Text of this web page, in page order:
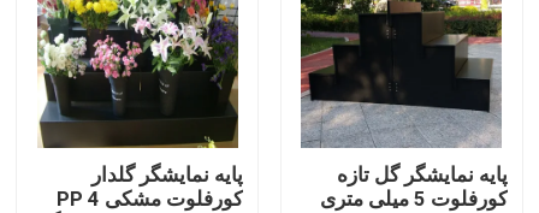
اخبار
موارد
ورق پلاستیکی راه راه
پایه نمایشگر گل تازه
کورفلوت 5 میلی متری
پایه نمایشگر گلدار
کورفلوت مشکی PP 4